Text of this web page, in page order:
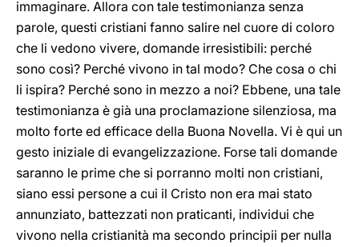
immaginare. Allora con tale testimonianza senza
parole, questi cristiani fanno salire nel cuore di coloro
che li vedono vivere, domande irresistibili: perché
sono così? Perché vivono in tal modo? Che cosa o chi
li ispira? Perché sono in mezzo a noi? Ebbene, una tale
testimonianza è già una proclamazione silenziosa, ma
molto forte ed efficace della Buona Novella. Vi è qui un
gesto iniziale di evangelizzazione. Forse tali domande
saranno le prime che si porranno molti non cristiani,
siano essi persone a cui il Cristo non era mai stato
annunziato, battezzati non praticanti, individui che
vivono nella cristianità ma secondo principii per nulla